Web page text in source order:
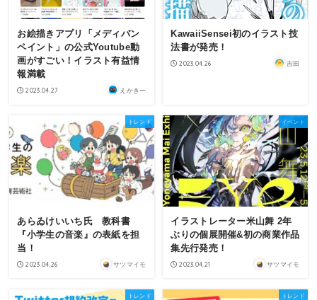
お絵描きアプリ「メディバン
ペイント」の公式Youtube動
画がすごい！イラスト有益情
報満載
2023.04.27 えかきー
KawaiiSensei初のイラスト技
法書が発売！
2023.04.26 吉田
トレンド
あらゐけいいち氏 教科書
『小学生の音楽』の表紙を担
当！
2023.04.26 サツマイモ
イベント
イラストレーター米山舞 2年
ぶりの個展開催&初の商業作品
集先行発売！
2023.04.21 サツマイモ
トレンド トレンド